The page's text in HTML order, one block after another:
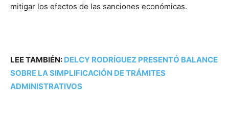
mitigar los efectos de las sanciones económicas.
LEE TAMBIÉN: DELCY RODRÍGUEZ PRESENTÓ BALANCE
SOBRE LA SIMPLIFICACIÓN DE TRÁMITES
ADMINISTRATIVOS